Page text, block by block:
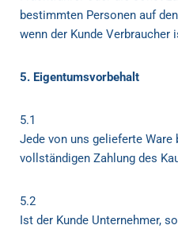
bestimmten Personen auf
wenn der Kunde Verbraucher
5. Eigentumsvorbehalt
5.1
Jede von uns gelieferte
vollständigen Zahlung des
5.2
Ist der Kunde Unternehmer,